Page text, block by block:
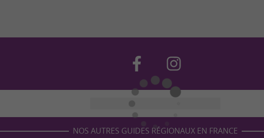
NOS AUTRES GUIDES RÉGIONAUX EN FRANCE